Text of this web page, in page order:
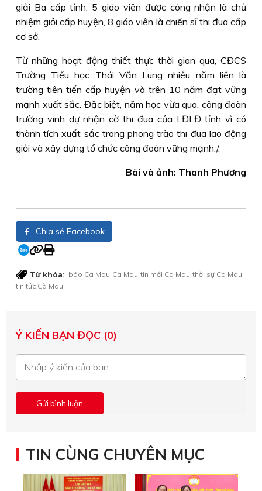
giải Ba cấp tỉnh; 5 giáo viên được công nhận là chủ
nhiệm giỏi cấp huyện, 8 giáo viên là chiến sĩ thi đua cấp
cơ sở.
Từ những hoạt động thiết thực thời gian qua, CĐCS
Trường Tiểu học Thái Văn Lung nhiều năm liền là
trường tiên tiến cấp huyện và trên 10 năm đạt vững
mạnh xuất sắc. Đặc biệt, năm học vừa qua, công đoàn
trường vinh dự nhận cờ thi đua của LĐLĐ tỉnh vì có
thành tích xuất sắc trong phong trào thi đua lao động
giỏi và xây dựng tổ chức công đoàn vững mạnh./.
Bài và ảnh: Thanh Phương
Chia sẻ Facebook
Từ khóa: báo Cà Mau Cà Mau tin mới Cà Mau thời sự Cà Mau
tin tức Cà Mau
Ý KIẾN BẠN ĐỌC (0)
TIN CÙNG CHUYÊN MỤC